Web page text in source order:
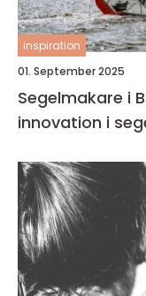
inspiration
01. September 2025
Segelmakare i
innovation i